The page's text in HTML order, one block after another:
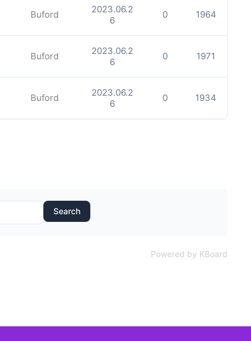
Buford
2023.06.2
6
0 1964
Buford
2023.06.2
6
0 1971
Buford
2023.06.2
6
0 1934
Search
Powered by KBoard